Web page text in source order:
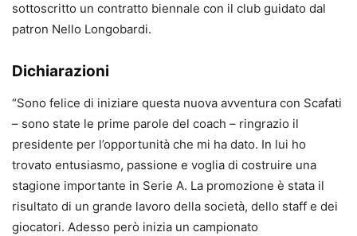
sottoscritto un contratto biennale con il club guidato dal
patron Nello Longobardi.
Dichiarazioni
“Sono felice di iniziare questa nuova avventura con Scafati
– sono state le prime parole del coach – ringrazio il
presidente per l’opportunità che mi ha dato. In lui ho
trovato entusiasmo, passione e voglia di costruire una
stagione importante in Serie A. La promozione è stata il
risultato di un grande lavoro della società, dello staff e dei
giocatori. Adesso però inizia un campionato